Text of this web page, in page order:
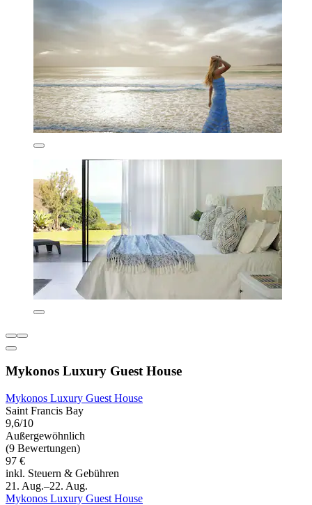
Mykonos Luxury Guest House
Mykonos Luxury Guest House
Saint Francis Bay
9,6/10
Außergewöhnlich
(9 Bewertungen)
97 €
inkl. Steuern & Gebühren
21. Aug.–22. Aug.
Mykonos Luxury Guest House